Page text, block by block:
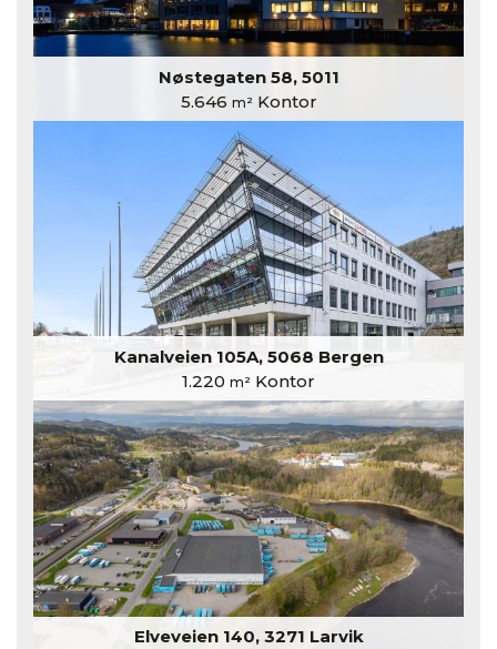
Nøstegaten 58, 5011
5.646 m²Kontor
Kanalveien 105A, 5068 Bergen
1.220 m² Kontor
Elveveien 140, 3271 Larvik